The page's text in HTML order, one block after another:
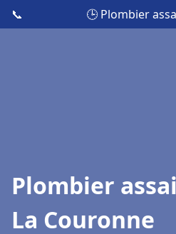
📞 🕒 Plombier
Plombier
La Couronne